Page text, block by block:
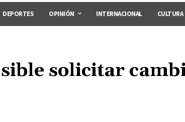
DEPORTES OPINIÓN INTERNACIONAL CULTURA
solicitar